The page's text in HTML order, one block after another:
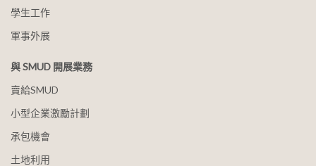
學生工作
軍事外展
與 SMUD 開展業務
賣給SMUD
小型企業激勵計劃
承包機會
土地利用